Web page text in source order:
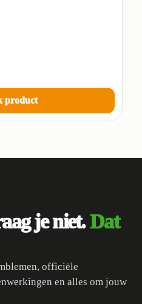
product
je niet.Dat
officiële
en alles om jouw